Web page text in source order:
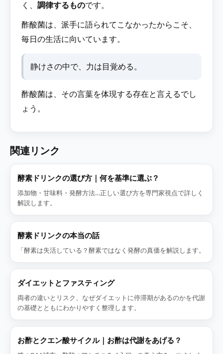
く、 調律するものです。
酢酸菌は、派手に語られてこなかったからこそ、
毎日の生活に向いています。
静けさの中で、力は目覚める。
酢酸菌は、その言葉を体現する存在と言えるでし
ょう。
関連リンク
酵素ドリンクの選び方｜何を基準に選ぶ？
添加物・甘味料・発酵方法…正しい選び方を専門家視点で詳しく
解説します。
酵素ドリンクの本当の話
「酵素は失活している？酵素ではなく発酵の真価を解説します。
ダイエットとファスティング
両者の違いとリスク、なぜダイエットに停滞期があるのかを代謝
の基礎とともにわかりやすく整理します。
お酢とクエン酸サイクル｜お酢は代謝をあげる？